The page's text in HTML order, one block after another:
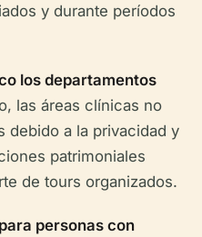
y durante períodos
los departamentos
las áreas clínicas no
debido a la privacidad y
patrimoniales
de tours organizados.
personas con